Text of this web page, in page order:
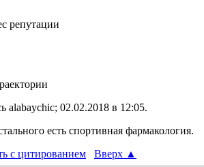
репутации
alabaychic; 02.02.2018 в 12:05.
есть спортивная фармакология.
с цитированием
Вверх ▲